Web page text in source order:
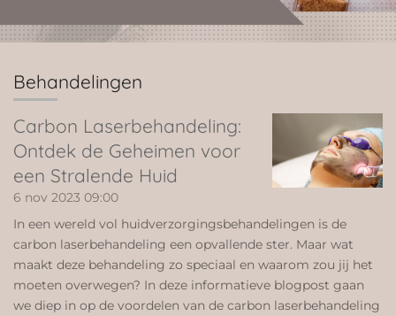
Behandelingen
Carbon Laserbehandeling:
Ontdek de Geheimen voor
een Stralende Huid
6 nov 2023 09:00
In een wereld vol huidverzorgingsbehandelingen is de
carbon laserbehandeling een opvallende ster. Maar wat
maakt deze behandeling zo speciaal en waarom zou jij het
moeten overwegen? In deze informatieve blogpost gaan
we diep in op de voordelen van de carbon laserbehandeling